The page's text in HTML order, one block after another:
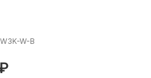
W-B